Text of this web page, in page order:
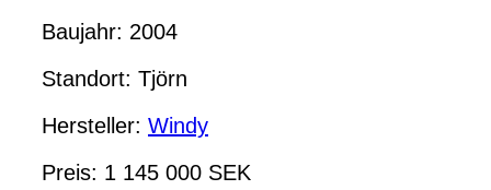
Baujahr: 2004
Standort: Tjörn
Hersteller: Windy
Preis: 1 145 000 SEK